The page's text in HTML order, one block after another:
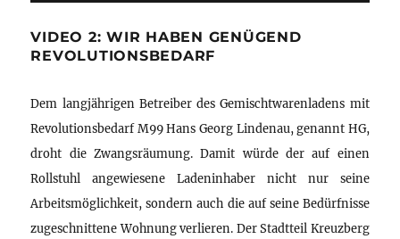
VIDEO 2: WIR HABEN GENÜGEND
REVOLUTIONSBEDARF
Dem langjährigen Betreiber des Gemischtwarenladens mit
Revolutionsbedarf M99 Hans Georg Lindenau, genannt HG,
droht die Zwangsräumung. Damit würde der auf einen
Rollstuhl angewiesene Ladeninhaber nicht nur seine
Arbeitsmöglichkeit, sondern auch die auf seine Bedürfnisse
zugeschnittene Wohnung verlieren. Der Stadtteil Kreuzberg